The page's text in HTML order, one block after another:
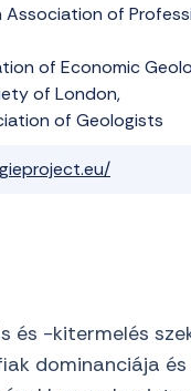
Association of
of Economic
of London,
of Geologists
-kitermelés
dominanciája